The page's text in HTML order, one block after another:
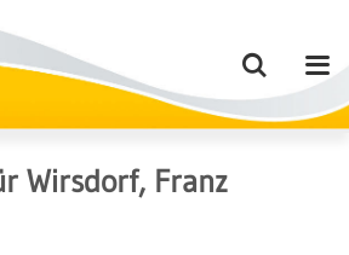
Wirsdorf, Franz